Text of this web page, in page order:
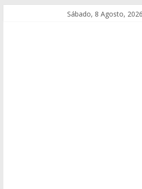
Sábado, 8 Agosto, 2026